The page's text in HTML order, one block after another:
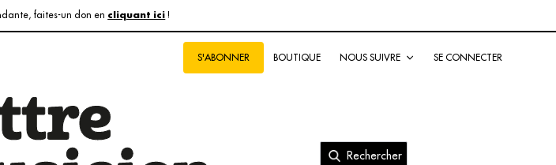
faites-un don en cliquant ici !
S'ABONNER BOUTIQUE NOUS SUIVRE SE CONNECTER
Rechercher